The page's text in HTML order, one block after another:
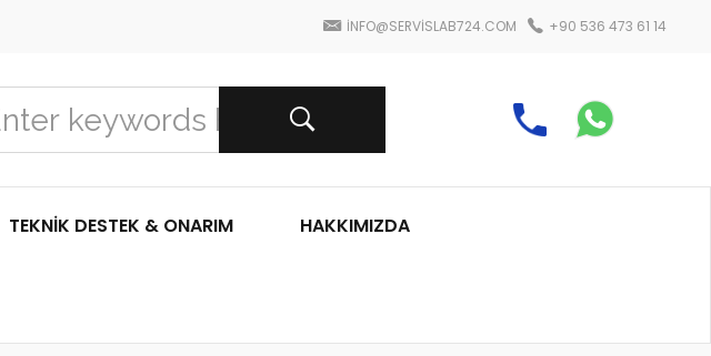
INFO@SERVISLAB724.COM +90 536 473 61 14
TEKNIK DESTEK & ONARIM HAKKIMIZDA